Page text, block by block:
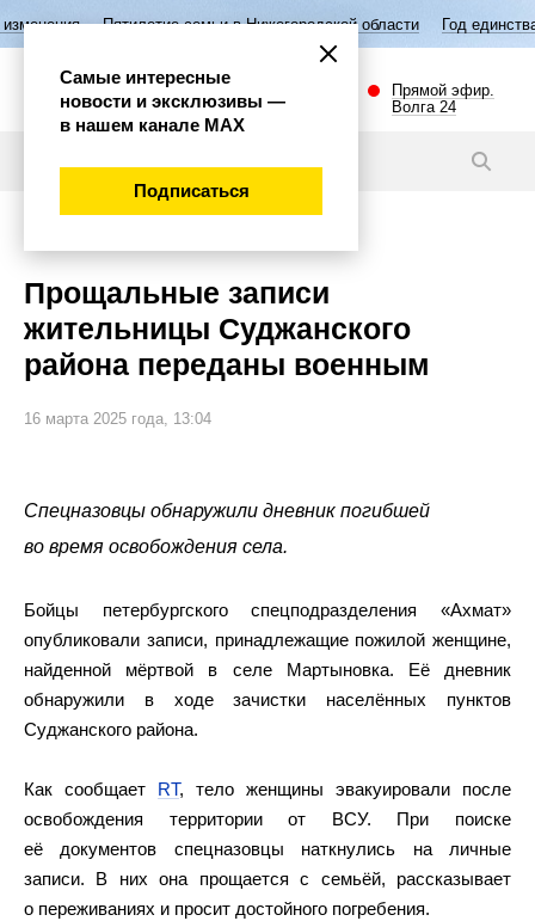
семьи в Нижегородской области Год единства народов
Прямой эфир.
Волга 24
Прощальные записи
жительницы Суджанского
района переданы военным
16 марта 2025 года, 13:04
Спецназовцы обнаружили дневник погибшей
во время освобождения села.
Бойцы петербургского спецподразделения «Ахмат»
опубликовали записи, принадлежащие пожилой женщине,
найденной мёртвой в селе Мартыновка. Её дневник
обнаружили в ходе зачистки населённых пунктов
Суджанского района.
Как сообщает RT, тело женщины эвакуировали после
освобождения территории от ВСУ. При поиске
её документов спецназовцы наткнулись на личные
записи. В них она прощается с семьёй, рассказывает
о переживаниях и просит достойного погребения.
Самые интересные
новости и эксклюзивы —
в нашем канале МАХ
Подписаться